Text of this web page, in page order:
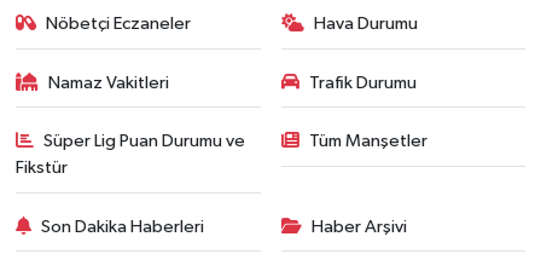
Nöbetçi Eczaneler Hava Durumu
Namaz Vakitleri Trafik Durumu
Süper Lig Puan Durumu ve
Fikstür
Tüm Manşetler
Son Dakika Haberleri Haber Arşivi